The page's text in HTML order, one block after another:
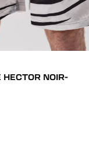
HECTOR NOIR-